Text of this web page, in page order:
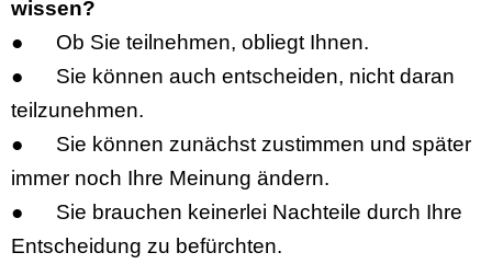
wissen?
●
Ob Sie teilnehmen, obliegt Ihnen.
●
Sie können auch entscheiden, nicht daran
teilzunehmen.
●
Sie können zunächst zustimmen und später
immer noch Ihre Meinung ändern.
● Sie brauchen keinerlei Nachteile durch Ihre
Entscheidung zu befürchten.